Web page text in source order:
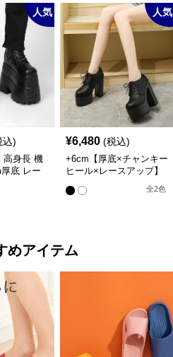
人気
込)
高身長 機
底 レー
人気
¥6,480 (税込)
+6cm【厚底×チャンキー
ヒール×レースアップ】
全2色
めアイテム